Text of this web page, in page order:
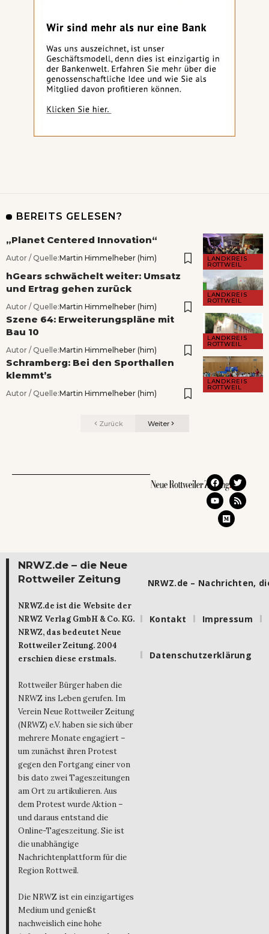
BEREITS GELESEN?
LANDKREIS
ROTTWEIL
„Planet Centered Innovation“
Autor / Quelle:Martin Himmelheber (him)
LANDKREIS
ROTTWEIL
hGears schwächelt weiter: Umsatz
und Ertrag gehen zurück
Autor / Quelle:Martin Himmelheber (him)
LANDKREIS
ROTTWEIL
Szene 64: Erweiterungspläne mit
Bau 10
Autor / Quelle:Martin Himmelheber (him)
LANDKREIS
ROTTWEIL
Schramberg: Bei den Sporthallen
klemmt’s
Autor / Quelle:Martin Himmelheber (him)
Zurück Weiter
NRWZ.de – die Neue
Rottweiler Zeitung
NRWZ.de ist die Website der
NRWZ Verlag GmbH & Co. KG.
NRWZ, das bedeutet Neue
Rottweiler Zeitung. 2004
erschien diese erstmals.
Rottweiler Bürger haben die
NRWZ ins Leben gerufen. Im
Verein Neue Rottweiler Zeitung
(NRWZ) e.V. haben sie sich über
mehrere Monate engagiert –
um zunächst ihren Protest
gegen den Fortgang einer von
bis dato zwei Tageszeitungen
am Ort zu artikulieren. Aus
dem Protest wurde Aktion –
und daraus entstand die
Online-Tageszeitung. Sie ist
die unabhängige
Nachrichtenplattform für die
Region Rottweil.
Die NRWZ ist ein einzigartiges
Medium und genießt
nachweislich eine hohe
NRWZ.de – Nachrichten,
Kontakt Impressum
Datenschutzerklärung